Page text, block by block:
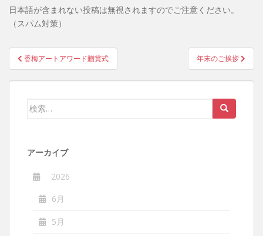
日本語が含まれない投稿は無視されますのでご注意ください。
（スパム対策）
投
稿
ナ
香梅アートアワード贈賞式 年末のご挨拶
検
アーカイブ
2026
6月
5月